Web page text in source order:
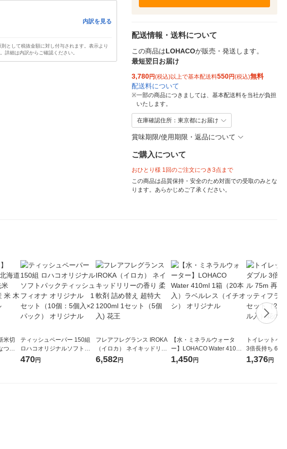
内訳を見る
として税抜金額に対し付与されます。表示より
詳細は内訳からご確認ください。
配送情報・送料について
この商品はLOHACOが販売・発送します。
最短翌日お届け
3,780円(税込)以上で基本配送料550円(税込)無料
配送料について
※一部の商品につきましては、基本配送料を当社が負担
いたします。
在庫確認住所：東京都にお届け
賞味期限/使用期限・返品について
ご購入について
おひとり様 1回のご注文につき3点まで
この商品は品質保持・安全のため対面での受取のみとな
ります。あらかじめご了承ください。
米切
つぼ
7年産
ティッシュペーパー 150組
ロハコオリジナルソフトパ
ックティッシュ フィオナ オ
470円
フレアフレグランス IROKA
（イロカ） ネイキッドリリ
ーの香り 柔軟剤 詰め替え 超
6,582円
【水・ミネラルウォータ
ー】LOHACO Water 410ml
1箱（20本入）ラベルレス
1,450円
トイレットペ
3倍長持ち 6ロール
紙配合 スコッ
1,376円